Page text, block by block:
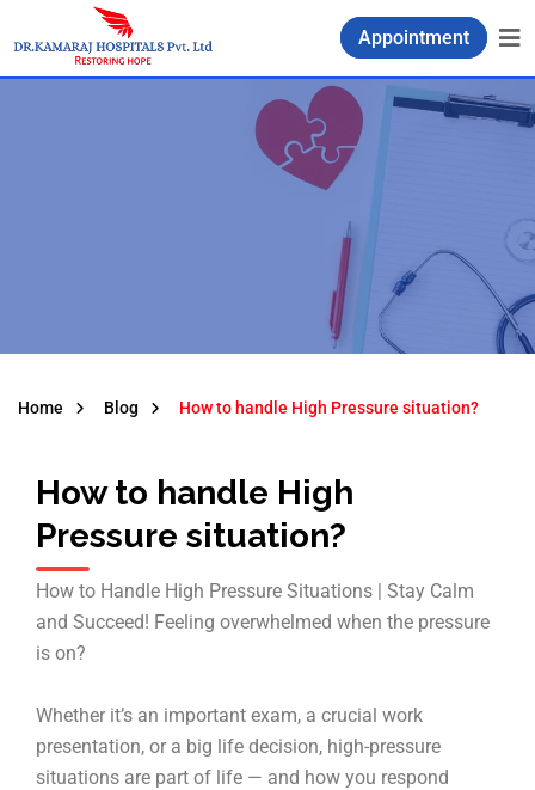
Appointment
Home Blog How to handle High Pressure situation?
How to handle High
Pressure situation?
How to Handle High Pressure Situations | Stay Calm
and Succeed! Feeling overwhelmed when the pressure
is on?
Whether it’s an important exam, a crucial work
presentation, or a big life decision, high-pressure
situations are part of life — and how you respond